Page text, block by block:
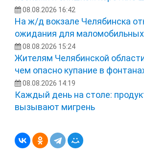
08.08.2026 16:42
На ж/д вокзале Челябинска
ожидания для
08.08.2026 15:24
Жителям Челябинской
чем опасно купание в
08.08.2026 14:19
Каждый день на столе:
вызывают мигрень